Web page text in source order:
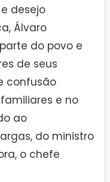
desejo
Álvaro
do povo e
de seus
confusão
e no
ao
do ministro
o chefe